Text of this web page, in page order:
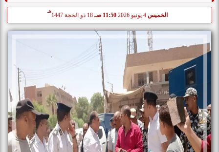
الخميس 11:50 صـ 18 ذو الحجة 1447
هـ